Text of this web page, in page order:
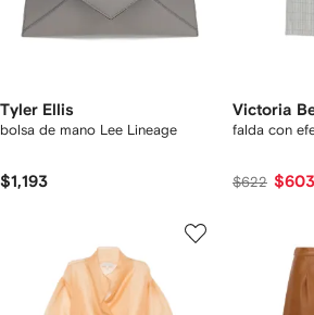
Tyler Ellis
bolsa de mano Lee Lineage
$1,193
Victoria
falda con
$622 $603